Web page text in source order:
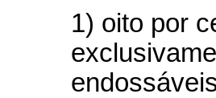
1) oito por